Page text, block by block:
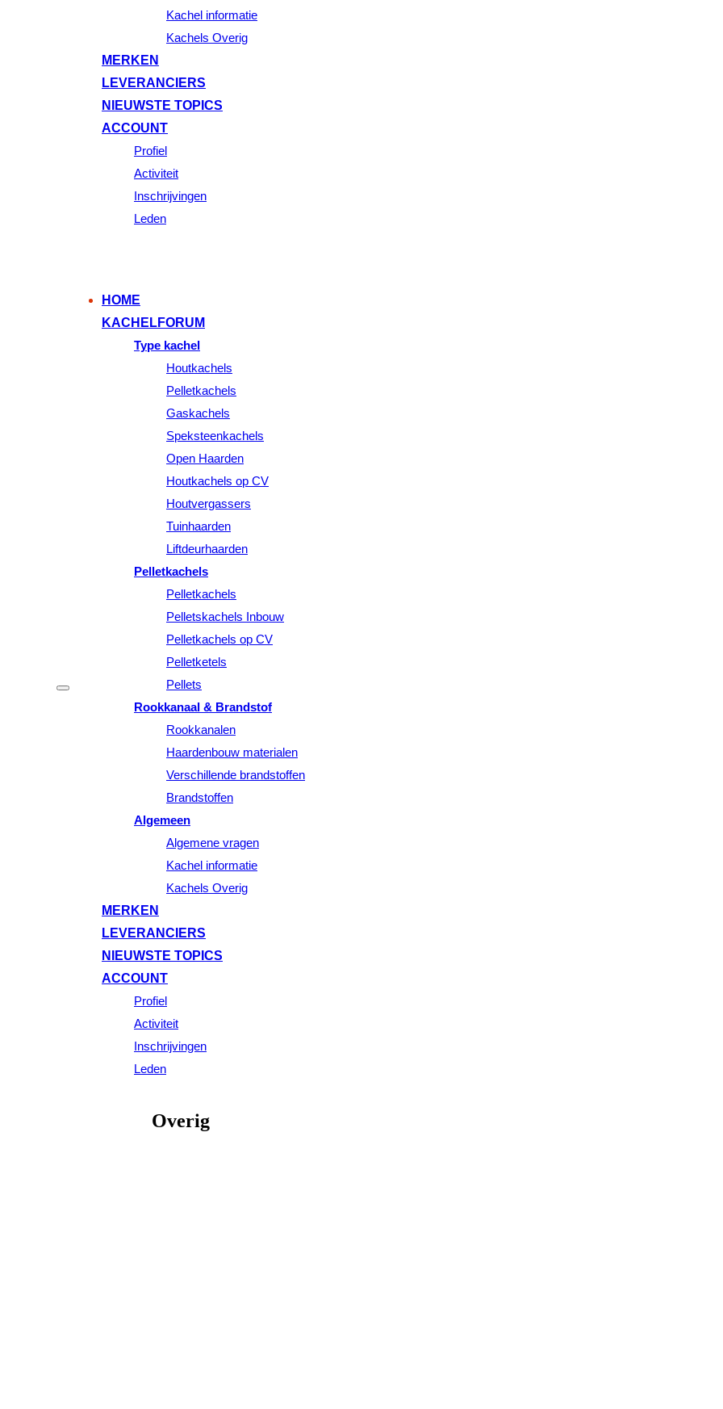
Kachel informatie
Kachels Overig
MERKEN
LEVERANCIERS
NIEUWSTE TOPICS
ACCOUNT
Profiel
Activiteit
Inschrijvingen
Leden
HOME
KACHELFORUM
Type kachel
Houtkachels
Pelletkachels
Gaskachels
Speksteenkachels
Open Haarden
Houtkachels op CV
Houtvergassers
Tuinhaarden
Liftdeurhaarden
Pelletkachels
Pelletkachels
Pelletskachels Inbouw
Pelletkachels op CV
Pelletketels
Pellets
Rookkanaal & Brandstof
Rookkanalen
Haardenbouw materialen
Verschillende brandstoffen
Brandstoffen
Algemeen
Algemene vragen
Kachel informatie
Kachels Overig
MERKEN
LEVERANCIERS
NIEUWSTE TOPICS
ACCOUNT
Profiel
Activiteit
Inschrijvingen
Leden
Overig